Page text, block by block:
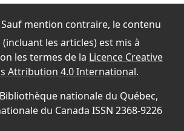
Sauf mention contraire, le contenu
(incluant les articles) est mis à
les termes de la Licence Creative
Attribution 4.0 International.
nationale du Québec,
du Canada ISSN 2368-9226